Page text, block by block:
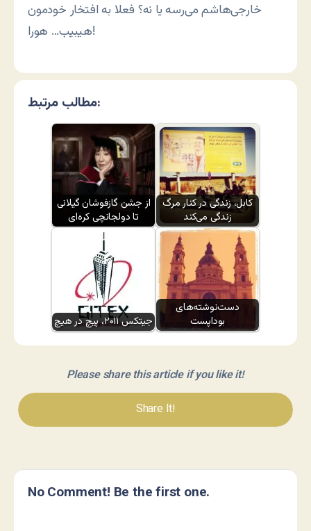
خارجی‌هاشم می‌رسه یا نه؟ فعلا به افتخار خودمون
هیبیب… هورا!
مطالب مرتبط:
از جشن گازفوشان گیلانی
تا دولجانچی کره‌ای
کابل، زندگی در کنار مرگ
زندگی می‌کند
جیتکس ۲۰۱۱، پیچ در هیچ
دست‌نوشته‌های
بوداپست
Please share this article if you like it!
Share It!
No Comment! Be the first one.